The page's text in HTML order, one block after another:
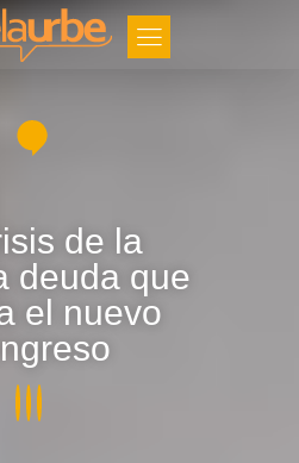
de la
deuda que
el nuevo